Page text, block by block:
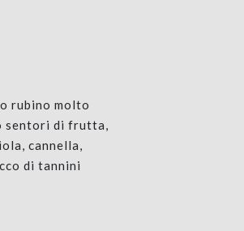
rubino molto
sentori di frutta,
cannella,
di tannini